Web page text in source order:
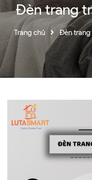
Đèn trang
Trang chủ Đèn trang